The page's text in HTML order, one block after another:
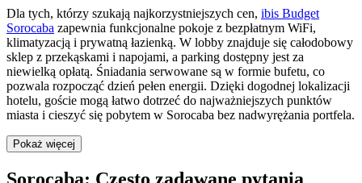
Dla tych, którzy szukają najkorzystniejszych cen, ibis Budget
Sorocaba zapewnia funkcjonalne pokoje z bezpłatnym WiFi,
klimatyzacją i prywatną łazienką. W lobby znajduje się całodobowy
sklep z przekąskami i napojami, a parking dostępny jest za
niewielką opłatą. Śniadania serwowane są w formie bufetu, co
pozwala rozpocząć dzień pełen energii. Dzięki dogodnej lokalizacji
hotelu, goście mogą łatwo dotrzeć do najważniejszych punktów
miasta i cieszyć się pobytem w Sorocaba bez nadwyrężania portfela.
Pokaż więcej